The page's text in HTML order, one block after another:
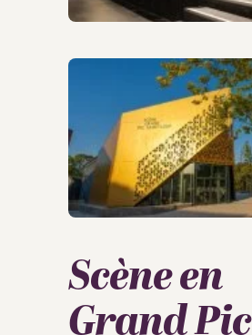
Scène en
Grand Pic